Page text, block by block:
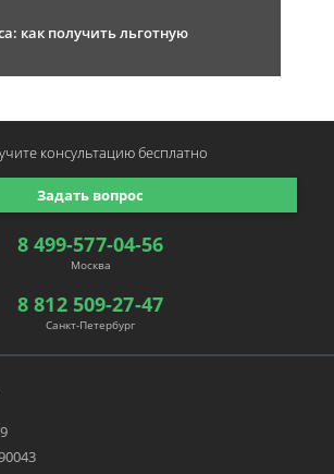
как получить льготную
8 499-577-04-56
Москва
8 812 509-27-47
Санкт-Петербург
Задать вопрос
консультациюбесплатно